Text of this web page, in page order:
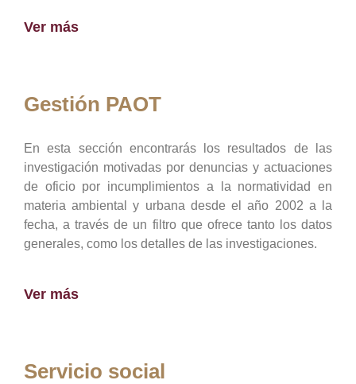
Ver más
Gestión PAOT
En esta sección encontrarás los resultados de las
investigación motivadas por denuncias y actuaciones
de oficio por incumplimientos a la normatividad en
materia ambiental y urbana desde el año 2002 a la
fecha, a través de un filtro que ofrece tanto los datos
generales, como los detalles de las investigaciones.
Ver más
Servicio social